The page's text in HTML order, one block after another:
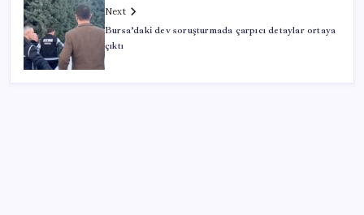
Next
Bursa’daki dev soruşturmada çarpıcı detaylar ortaya
çıktı